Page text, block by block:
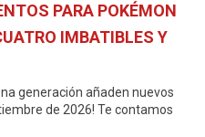
PARA POKÉMON
IMBATIBLES Y
generación añaden nuevos
de 2026! Te contamos